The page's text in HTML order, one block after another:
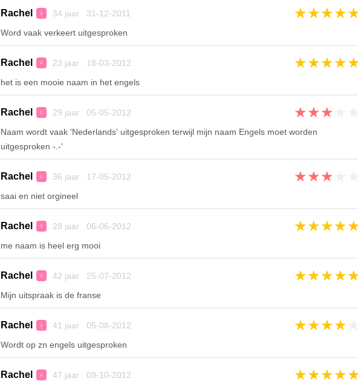
Rachel ♀ 34 jaar 31-12-2011 ★★★★
Word vaak verkeert uitgesproken
Rachel ♀ 23 jaar 18-03-2012 ★★★★
het is een mooie naam in het engels
Rachel ♀ 29 jaar 05-05-2012 ★★★
Naam wordt vaak 'Nederlands' uitgesproken terwijl mijn naam Engels moet worden
uitgesproken -.-'
Rachel ♀ 36 jaar 17-05-2012 ★★★
saai en niet orgineel
Rachel ♀ 28 jaar 06-06-2012 ★★★★
me naam is heel erg mooi
Rachel ♀ 42 jaar 25-07-2012 ★★★★
Mijn uitspraak is de franse
Rachel ♀ 41 jaar 05-08-2012 ★★★★
Wordt op zn engels uitgesproken
Rachel ♀ 47 jaar 09-10-2012 ★★★★